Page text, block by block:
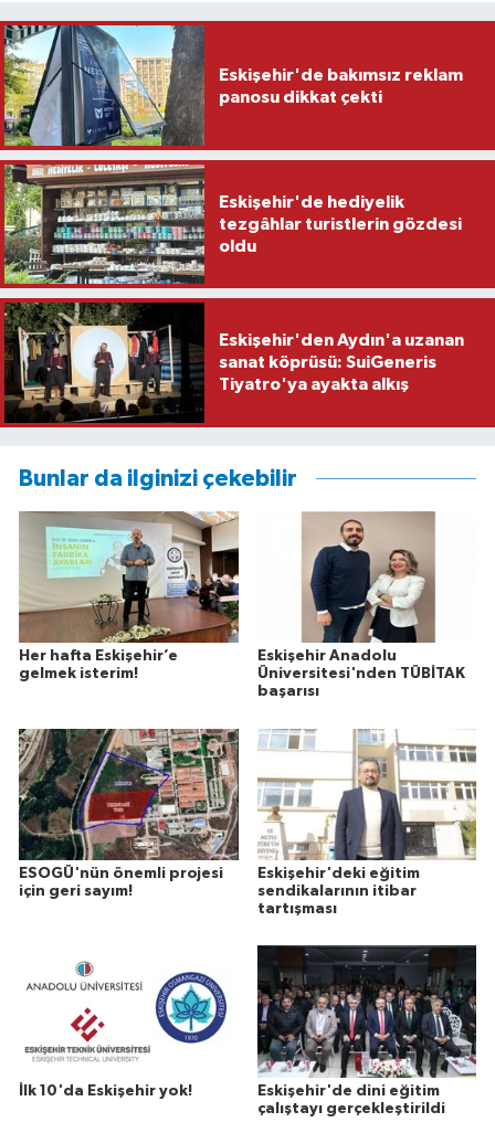
Eskişehir'de bakımsız reklam
panosu dikkat çekti
Eskişehir'de hediyelik
tezgâhlar turistlerin gözdesi
oldu
Eskişehir'den Aydın'a uzanan
sanat köprüsü: SuiGeneris
Tiyatro'ya ayakta alkış
Bunlar da ilginizi çekebilir
Her hafta Eskişehir’e
gelmek isterim!
Eskişehir Anadolu
Üniversitesi'nden TÜBİTAK
başarısı
ESOGÜ'nün önemli projesi
için geri sayım!
Eskişehir'deki eğitim
sendikalarının itibar
tartışması
İlk 10'da Eskişehir yok!
Eskişehir'de dini eğitim
çalıştayı gerçekleştirildi